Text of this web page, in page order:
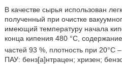
В качестве сырья использован
полученный при очистке
имеющий температуру начала
конца кипения 480 °С,
частей 93 %, плотность при 20°С
ПАУ: бенз[а]нтрацен; хризен;